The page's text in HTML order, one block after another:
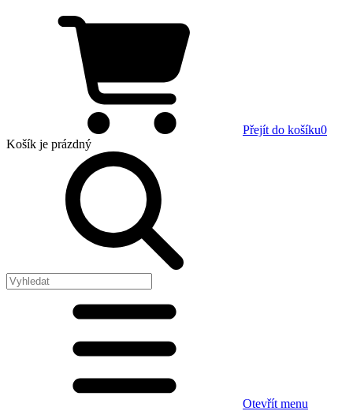
Přejít do košíku0
Košík je prázdný
Otevřít menu